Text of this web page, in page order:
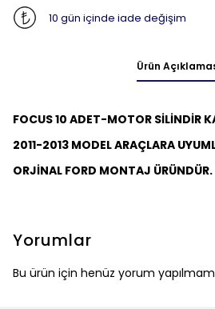
10 gün içinde iade değişim
Ürün
FOCUS 10 ADET-MOTOR SİLİNDİR
2011-2013 MODEL ARAÇLARA
ORJİNAL FORD MONTAJ ÜRÜNDÜR.
Yorumlar
Bu ürün için henüz yorum